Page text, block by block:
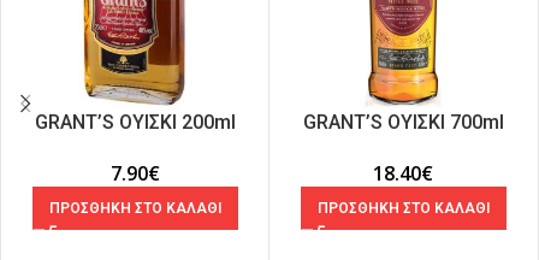
GRANT’S ΟΥΙΣΚΙ 200ml
7.90€
ΠΡΟΣΘΗΚΗ ΣΤΟ ΚΑΛΑΘΙ
GRANT’S ΟΥΙΣΚΙ 700ml
18.40€
ΠΡΟΣΘΗΚΗ ΣΤΟ ΚΑΛΑΘΙ